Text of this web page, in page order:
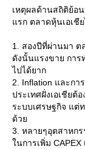
เหตุผลด้านสถิติย้อ
รก ตลาดหุ้นเอเชี
1. สองปีที่ผ่านมา ต
ดังนั้นแรงขาย กา
ไปได้ยาก
2. Inflation และกา
ประเทศฝั่งเอเชียต้
ระบบเศรษฐกิจ แต่
ด้ว
3. หลายๆอุตสาหก
นการเพิ่ม CAPEX